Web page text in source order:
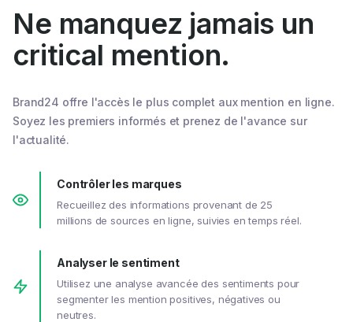
Ne manquez jamais un
critical mention.
Brand24 offre l'accès le plus complet aux mention en ligne.
Soyez les premiers informés et prenez de l'avance sur
l'actualité.
Contrôler les marques
Recueillez des informations provenant de 25
millions de sources en ligne, suivies en temps réel.
Analyser le sentiment
Utilisez une analyse avancée des sentiments pour
segmenter les mention positives, négatives ou
neutres.